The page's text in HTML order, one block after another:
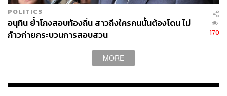
POLITICS
อนุทิน ย้ำโกงสอบท้องถิ่น สาวถึงใครคนนั้นต้องโดน ไม่
ก้าวก่ายกระบวนการสอบสวน
170
MORE